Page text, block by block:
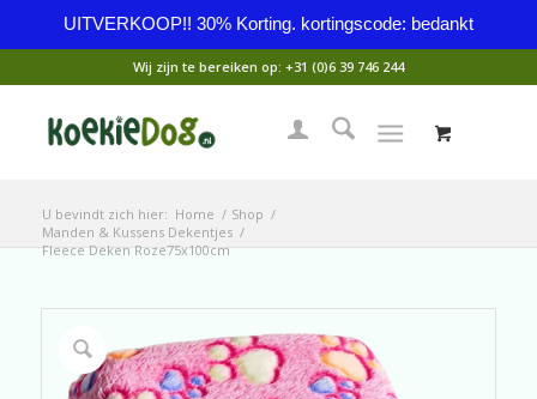
UITVERKOOP!! 30% Korting. kortingscode: bedankt
Wij zijn te bereiken op: +31 (0)6 39 746 244
U bevindt zich hier: Home / Shop /
Manden & Kussens Dekentjes /
Fleece Deken Roze75x100cm